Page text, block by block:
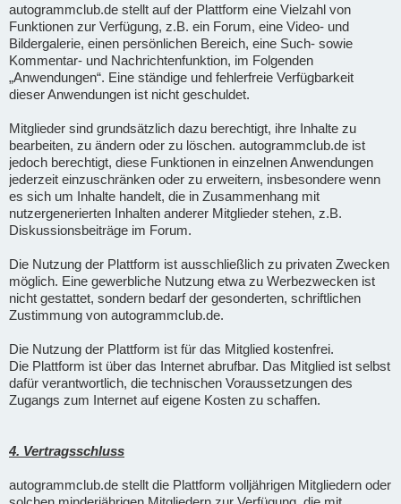
autogrammclub.de stellt auf der Plattform eine Vielzahl von
Funktionen zur Verfügung, z.B. ein Forum, eine Video- und
Bildergalerie, einen persönlichen Bereich, eine Such- sowie
Kommentar- und Nachrichtenfunktion, im Folgenden
„Anwendungen“. Eine ständige und fehlerfreie Verfügbarkeit
dieser Anwendungen ist nicht geschuldet.
Mitglieder sind grundsätzlich dazu berechtigt, ihre Inhalte zu
bearbeiten, zu ändern oder zu löschen. autogrammclub.de ist
jedoch berechtigt, diese Funktionen in einzelnen Anwendungen
jederzeit einzuschränken oder zu erweitern, insbesondere wenn
es sich um Inhalte handelt, die in Zusammenhang mit
nutzergenerierten Inhalten anderer Mitglieder stehen, z.B.
Diskussionsbeiträge im Forum.
Die Nutzung der Plattform ist ausschließlich zu privaten Zwecken
möglich. Eine gewerbliche Nutzung etwa zu Werbezwecken ist
nicht gestattet, sondern bedarf der gesonderten, schriftlichen
Zustimmung von autogrammclub.de.
Die Nutzung der Plattform ist für das Mitglied kostenfrei.
Die Plattform ist über das Internet abrufbar. Das Mitglied ist selbst
dafür verantwortlich, die technischen Voraussetzungen des
Zugangs zum Internet auf eigene Kosten zu schaffen.
4. Vertragsschluss
autogrammclub.de stellt die Plattform volljährigen Mitgliedern oder